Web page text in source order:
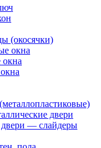
(окосячки)
окна
двери
— слайдеры